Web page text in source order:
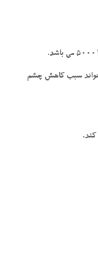
23045 در ساختمان ها میتواند سبب کاهش چشم